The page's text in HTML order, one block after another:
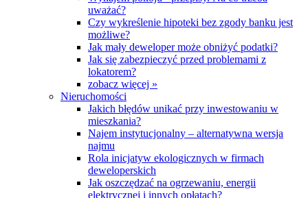
uważać?
Czy wykreślenie hipoteki bez zgody banku jest
możliwe?
Jak mały deweloper może obniżyć podatki?
Jak się zabezpieczyć przed problemami z
lokatorem?
zobacz więcej »
Nieruchomości
Jakich błędów unikać przy inwestowaniu w
mieszkania?
Najem instytucjonalny – alternatywna wersja
najmu
Rola inicjatyw ekologicznych w firmach
deweloperskich
Jak oszczędzać na ogrzewaniu, energii
elektrycznej i innych opłatach?